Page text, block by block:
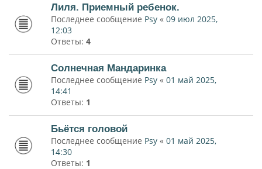
Лиля. Приемный ребенок.
Последнее сообщение Psy « 09 июл 2025,
12:03
Ответы: 4
Солнечная Мандаринка
Последнее сообщение Psy « 01 май 2025,
14:41
Ответы: 1
Бьётся головой
Последнее сообщение Psy « 01 май 2025,
14:30
Ответы: 1